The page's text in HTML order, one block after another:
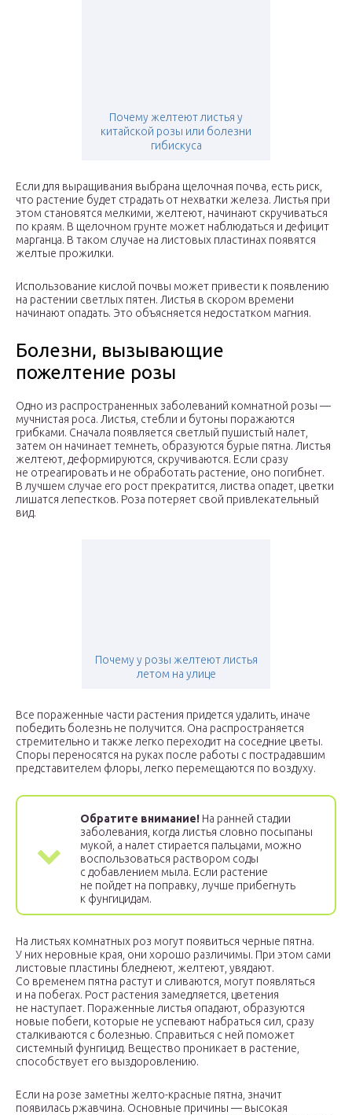
Почему желтеют листья у
китайской розы или болезни
гибискуса
Если для выращивания выбрана щелочная почва, есть риск,
что растение будет страдать от нехватки железа. Листья при
этом становятся мелкими, желтеют, начинают скручиваться
по краям. В щелочном грунте может наблюдаться и дефицит
марганца. В таком случае на листовых пластинах появятся
желтые прожилки.
Использование кислой почвы может привести к появлению
на растении светлых пятен. Листья в скором времени
начинают опадать. Это объясняется недостатком магния.
Болезни, вызывающие
пожелтение розы
Одно из распространенных заболеваний комнатной розы —
мучнистая роса. Листья, стебли и бутоны поражаются
грибками. Сначала появляется светлый пушистый налет,
затем он начинает темнеть, образуются бурые пятна. Листья
желтеют, деформируются, скручиваются. Если сразу
не отреагировать и не обработать растение, оно погибнет.
В лучшем случае его рост прекратится, листва опадет, цветки
лишатся лепестков. Роза потеряет свой привлекательный
вид.
Почему у розы желтеют листья
летом на улице
Все пораженные части растения придется удалить, иначе
победить болезнь не получится. Она распространяется
стремительно и также легко переходит на соседние цветы.
Споры переносятся на руках после работы с пострадавшим
представителем флоры, легко перемещаются по воздуху.
Обратите внимание! На ранней стадии
заболевания, когда листья словно посыпаны
мукой, а налет стирается пальцами, можно
воспользоваться раствором соды
с добавлением мыла. Если растение
не пойдет на поправку, лучше прибегнуть
к фунгицидам.
На листьях комнатных роз могут появиться черные пятна.
У них неровные края, они хорошо различимы. При этом сами
листовые пластины бледнеют, желтеют, увядают.
Со временем пятна растут и сливаются, могут появляться
и на побегах. Рост растения замедляется, цветения
не наступает. Пораженные листья опадают, образуются
новые побеги, которые не успевают набраться сил, сразу
сталкиваются с болезнью. Справиться с ней поможет
системный фунгицид. Вещество проникает в растение,
способствует его выздоровлению.
Если на розе заметны желто-красные пятна, значит
появилась ржавчина. Основные причины — высокая